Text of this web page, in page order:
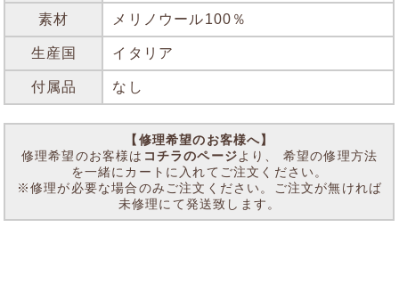
素材 メリノウール100％
生産国 イタリア
付属品 なし
【修理希望のお客様へ】
修理希望のお客様は コチラのページより、 希望の修理方法
を一緒にカートに入れてご注文ください。
※修理が必要な場合のみご注文ください。ご注文が無ければ
未修理にて発送致します。